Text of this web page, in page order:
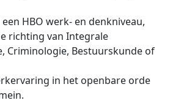
HBO werk- en denkniveau,
richting van Integrale
Criminologie, Bestuurskunde of
in het openbare orde